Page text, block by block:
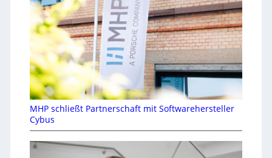
MHP schließt Partnerschaft mit Softwarehersteller
Cybus